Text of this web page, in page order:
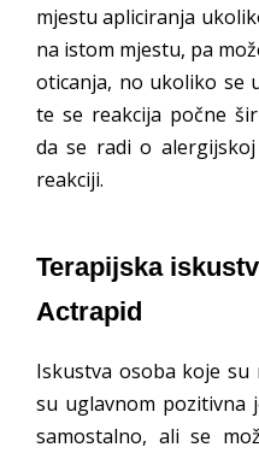
mjestu apliciranja
na istom mjestu, pa
oticanja, no ukoliko se
te se reakcija počne
da se radi o
reakciji.
Terapijska
Actrapid
Iskustva osoba koje
su uglavnom pozitivna
samostalno, ali se